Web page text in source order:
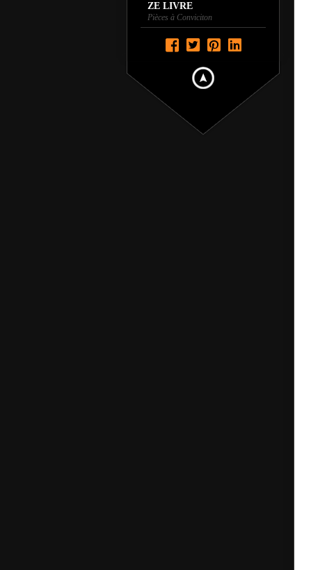
ZE LIVRE
Pièces à Conviciton